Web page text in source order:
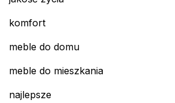
komfort
meble do domu
meble do mieszkania
najlepsze